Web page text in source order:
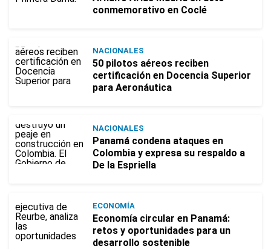
conmemorativo en Coclé
NACIONALES
50 pilotos aéreos reciben
certificación en Docencia Superior
para Aeronáutica
NACIONALES
Panamá condena ataques en
Colombia y expresa su respaldo a
De la Espriella
ECONOMÍA
Economía circular en Panamá:
retos y oportunidades para un
desarrollo sostenible